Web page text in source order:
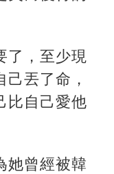
了，至少現
丟了命，
比自己愛他
她曾經被韓